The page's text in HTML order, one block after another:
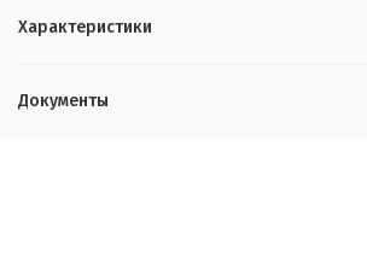
Характеристики
Документы